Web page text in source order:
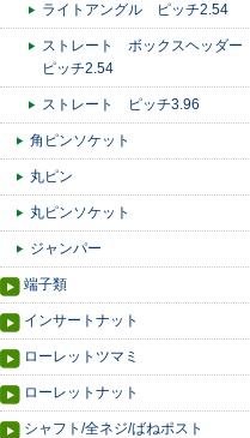
ライトアングル ピッチ2.54
ストレート ボックスヘッダー
ピッチ2.54
ストレート ピッチ3.96
角ピンソケット
丸ピン
丸ピンソケット
ジャンパー
端子類
インサートナット
ローレットツマミ
ローレットナット
シャフト/全ネジ/ばねポスト